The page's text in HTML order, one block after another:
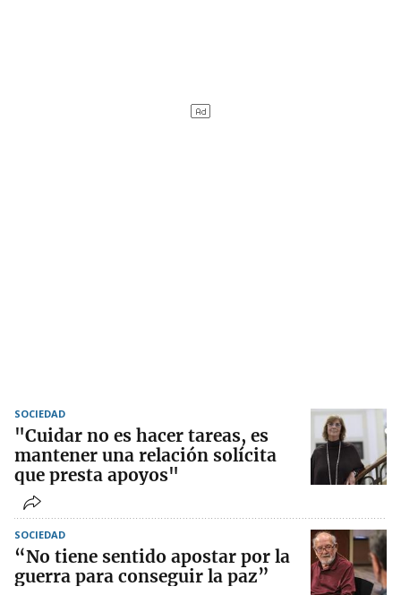
SOCIEDAD
"Cuidar no es hacer tareas, es
mantener una relación solícita
que presta apoyos"
SOCIEDAD
“No tiene sentido apostar por la
guerra para conseguir la paz”